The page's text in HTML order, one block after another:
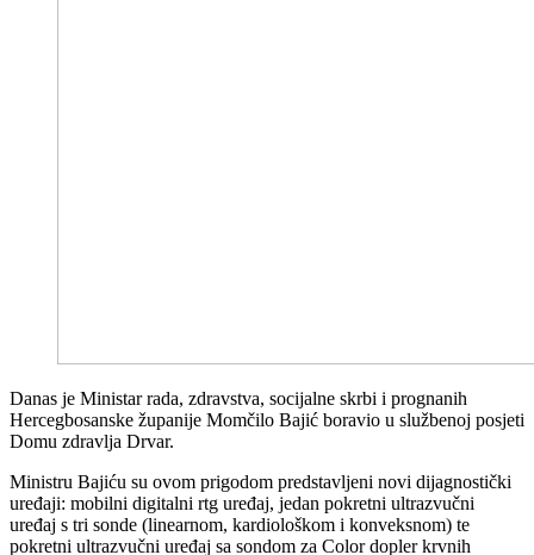
Danas je Ministar rada, zdravstva, socijalne skrbi i prognanih
Hercegbosanske županije Momčilo Bajić boravio u službenoj posjeti
Domu zdravlja Drvar.
Ministru Bajiću su ovom prigodom predstavljeni novi dijagnostički
uređaji: mobilni digitalni rtg uređaj, jedan pokretni ultrazvučni
uređaj s tri sonde (linearnom, kardiološkom i konveksnom) te
pokretni ultrazvučni uređaj sa sondom za Color dopler krvnih